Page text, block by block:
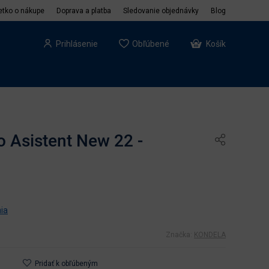
o nákupe Doprava a platba Sledovanie objednávky Blog
Prihlásenie Obľúbené Košík
Asistent New 22 -
Značka: KONDELA
Pridať k obľúbeným